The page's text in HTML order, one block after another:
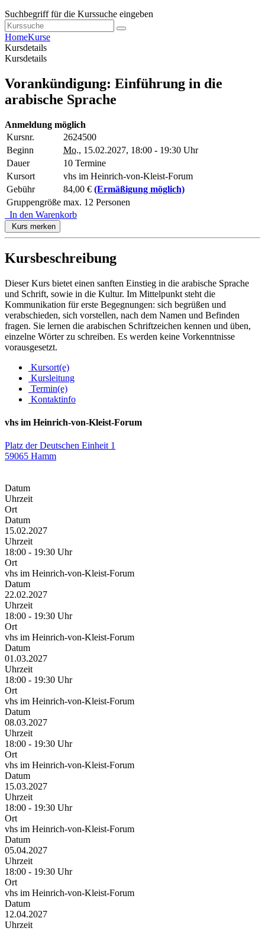
Suchbegriff für die Kurssuche eingeben
HomeKurse
Kursdetails
Kursdetails
Vorankündigung: Einführung in die
arabische Sprache
Anmeldung möglich
Kursnr.
2624500
Beginn
Mo., 15.02.2027, 18:00 - 19:30 Uhr
Dauer
10 Termine
Kursort
vhs im Heinrich-von-Kleist-Forum
Gebühr
84,00 € (Ermäßigung möglich)
Gruppengröße max. 12 Personen
In den Warenkorb
Kurs merken
Kursbeschreibung
Dieser Kurs bietet einen sanften Einstieg in die arabische Sprache
und Schrift, sowie in die Kultur. Im Mittelpunkt steht die
Kommunikation für erste Begegnungen: sich begrüßen und
verabschieden, sich vorstellen, nach dem Namen und Befinden
fragen. Sie lernen die arabischen Schriftzeichen kennen und üben,
einzelne Wörter zu schreiben. Es werden keine Vorkenntnisse
vorausgesetzt.
Kursort(e)
Kursleitung
Termin(e)
Kontaktinfo
vhs im Heinrich-von-Kleist-Forum
Platz der Deutschen Einheit 1
59065 Hamm
Datum
Uhrzeit
Ort
Datum
15.02.2027
Uhrzeit
18:00 - 19:30 Uhr
Ort
vhs im Heinrich-von-Kleist-Forum
Datum
22.02.2027
Uhrzeit
18:00 - 19:30 Uhr
Ort
vhs im Heinrich-von-Kleist-Forum
Datum
01.03.2027
Uhrzeit
18:00 - 19:30 Uhr
Ort
vhs im Heinrich-von-Kleist-Forum
Datum
08.03.2027
Uhrzeit
18:00 - 19:30 Uhr
Ort
vhs im Heinrich-von-Kleist-Forum
Datum
15.03.2027
Uhrzeit
18:00 - 19:30 Uhr
Ort
vhs im Heinrich-von-Kleist-Forum
Datum
05.04.2027
Uhrzeit
18:00 - 19:30 Uhr
Ort
vhs im Heinrich-von-Kleist-Forum
Datum
12.04.2027
Uhrzeit